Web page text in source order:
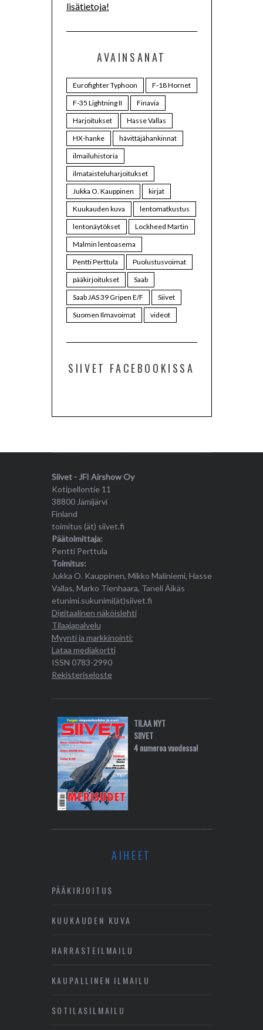
lisätietoja!
AVAINSANAT
Eurofighter Typhoon
F-18 Hornet
F-35 Lightning II
Finavia
Harjoitukset
Hasse Vallas
HX-hanke
hävittäjähankinnat
ilmailuhistoria
ilmataisteluharjoitukset
Jukka O. Kauppinen
kirjat
Kuukauden kuva
lentomatkustus
lentonäytökset
Lockheed Martin
Malmin lentoasema
Pentti Perttula
Puolustusvoimat
pääkirjoitukset
Saab
Saab JAS 39 Gripen E/F
Siivet
Suomen Ilmavoimat
videot
SIIVET FACEBOOKISSA
Siivet - JFI Airshow Oy
Kotipellontie 11
38800 Jämijärvi
Finland
toimitus (ät) siivet.fi
Päätoimittaja:
Pentti Perttula
Toimitus:
Jukka O. Kauppinen, Mikko Maliniemi, Hasse
Vallas, Marko Tienhaara, Taneli Äikäs
etunimi.sukunimi(ät)siivet.fi
Digitaalinen näköislehti
Tilaajapalvelu
Myynti ja markkinointi:
Lataa mediakortti
ISSN 0783-2990
Rekisteriseloste
TILAA NYT
SIIVET
4 numeroa vuodessa!
AIHEET
PÄÄKIRJOITUS
KUUKAUDEN KUVA
HARRASTEILMAILU
KAUPALLINEN ILMAILU
SOTILASILMAILU